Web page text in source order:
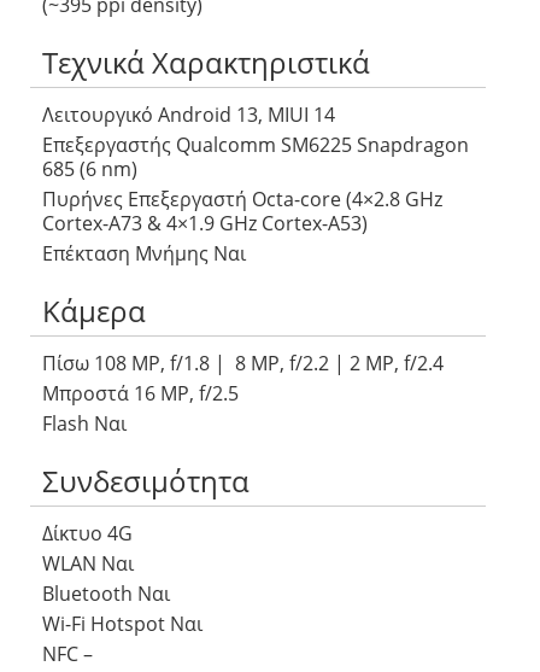
Τεχνικά Χαρακτηριστικά
Λειτουργικό Android 13, MIUI 14
Επεξεργαστής Qualcomm SM6225 Snapdragon
685 (6 nm)
Πυρήνες Επεξεργαστή Octa-core (4×2.8 GHz
Cortex-A73 & 4×1.9 GHz Cortex-A53)
Επέκταση Μνήμης Ναι
Κάμερα
Πίσω 108 MP, f/1.8 | 8 MP, f/2.2 | 2 MP, f/2.4
Μπροστά 16 MP, f/2.5
Flash Ναι
Συνδεσιμότητα
Δίκτυο 4G
WLAN Ναι
Bluetooth Ναι
Wi-Fi Hotspot Ναι
NFC –